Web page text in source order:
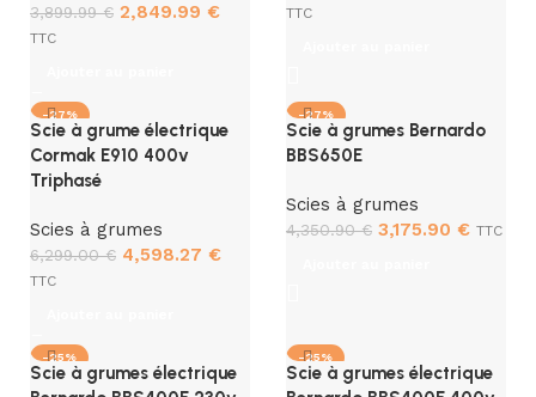
3,899.99€ 2,849.99 €
TTC
TTC
-27%
Scie à grume électrique
Cormak E910 400v
Triphasé
Scies à grumes
6,299.00€ 4,598.27 €
TTC
-27%
Scie à grumes Bernardo
BBS650E
Scies à grumes
4,350.90€ 3,175.90 € TTC
-25%
Scie à grumes électrique
-25%
Scie à grumes électrique